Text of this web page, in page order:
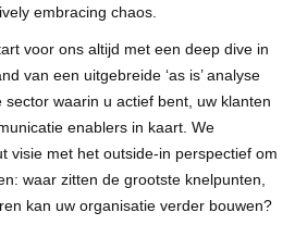
embracing chaos.
voor ons altijd met een deep dive in
van een uitgebreide ‘as is’ analyse
waarin u actief bent, uw klanten
enablers in kaart. We
visie met het outside-in perspectief om
waar zitten de grootste knelpunten,
kan uw organisatie verder bouwen?